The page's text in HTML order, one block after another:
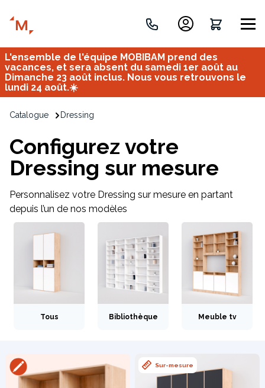
Créez votre projet de A à Z
Imaginez et concevez un meuble 100% unique.
L'ensemble de l'équipe MOBIBAM prend des
vacances, et sera absent du samedi 1er août au
Dimanche 23 août inclus. Nous vous retrouvons le
lundi 24 août.☀️
Catalogue Dressing
Configurez votre
Dressing sur mesure
Personnalisez votre Dressing sur mesure en partant
depuis l’un de nos modèles
Tous Bibliothèque Meuble tv
Sur-mesure